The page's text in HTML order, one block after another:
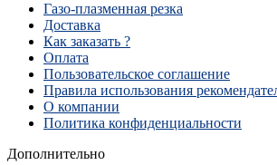
Газо-плазменная резка
Доставка
Как заказать ?
Оплата
Пользовательское соглашение
Правила использования
О компании
Политика конфиденциальности
Дополнительно